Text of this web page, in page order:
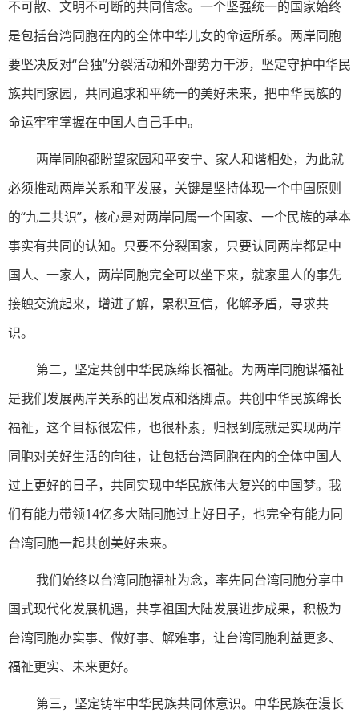
不可散、文明不可断的共同信念。一个坚强统一的国家始终
是包括台湾同胞在内的全体中华儿女的命运所系。两岸同胞
要坚决反对“台独”分裂活动和外部势力干涉，坚定守护中华民
族共同家园，共同追求和平统一的美好未来，把中华民族的
命运牢牢掌握在中国人自己手中。
两岸同胞都盼望家园和平安宁、家人和谐相处，为此就
必须推动两岸关系和平发展，关键是坚持体现一个中国原则
的“九二共识”，核心是对两岸同属一个国家、一个民族的基本
事实有共同的认知。只要不分裂国家，只要认同两岸都是中
国人、一家人，两岸同胞完全可以坐下来，就家里人的事先
接触交流起来，增进了解，累积互信，化解矛盾，寻求共
识。
第二，坚定共创中华民族绵长福祉。为两岸同胞谋福祉
是我们发展两岸关系的出发点和落脚点。共创中华民族绵长
福祉，这个目标很宏伟，也很朴素，归根到底就是实现两岸
同胞对美好生活的向往，让包括台湾同胞在内的全体中国人
过上更好的日子，共同实现中华民族伟大复兴的中国梦。我
们有能力带领14亿多大陆同胞过上好日子，也完全有能力同
台湾同胞一起共创美好未来。
我们始终以台湾同胞福祉为念，率先同台湾同胞分享中
国式现代化发展机遇，共享祖国大陆发展进步成果，积极为
台湾同胞办实事、做好事、解难事，让台湾同胞利益更多、
福祉更实、未来更好。
第三，坚定铸牢中华民族共同体意识。中华民族在漫长